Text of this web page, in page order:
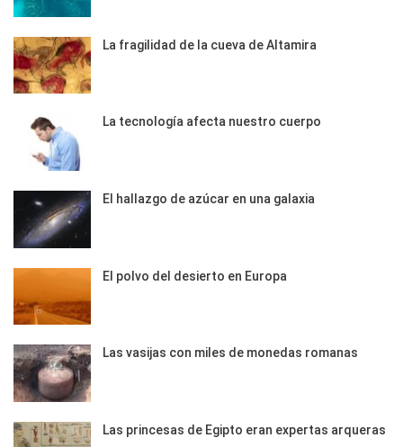
La fragilidad de la cueva de Altamira
La tecnología afecta nuestro cuerpo
El hallazgo de azúcar en una galaxia
El polvo del desierto en Europa
Las vasijas con miles de monedas romanas
Las princesas de Egipto eran expertas arqueras